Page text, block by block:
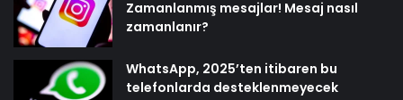
Zamanlanmış mesajlar! Mesaj nasıl
zamanlanır?
WhatsApp, 2025’ten itibaren bu
telefonlarda desteklenmeyecek